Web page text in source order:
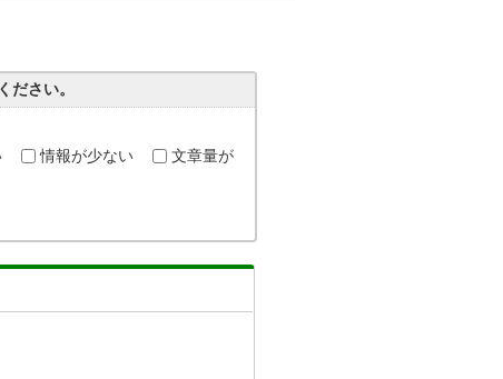
ださい。
情報が少ない
文章量が